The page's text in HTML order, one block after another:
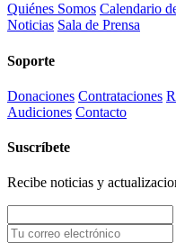
Quiénes Somos Calendario
Noticias Sala de Prensa
Soporte
Donaciones Contrataciones
Audiciones Contacto
Suscríbete
Recibe noticias y